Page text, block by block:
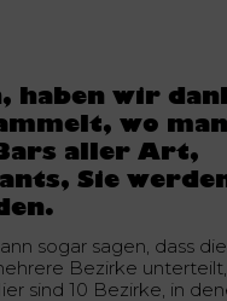
haben wir
wo man
aller Art,
Sie
sogar sagen, dass die
Bezirke unterteilt,
sind 10 Bezirke, in